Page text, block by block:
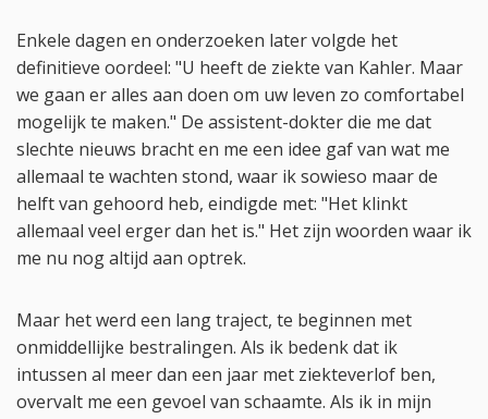
Enkele dagen en onderzoeken later volgde het
definitieve oordeel: "U heeft de ziekte van Kahler. Maar
we gaan er alles aan doen om uw leven zo comfortabel
mogelijk te maken." De assistent-dokter die me dat
slechte nieuws bracht en me een idee gaf van wat me
allemaal te wachten stond, waar ik sowieso maar de
helft van gehoord heb, eindigde met: "Het klinkt
allemaal veel erger dan het is." Het zijn woorden waar ik
me nu nog altijd aan optrek.
Maar het werd een lang traject, te beginnen met
onmiddellijke bestralingen. Als ik bedenk dat ik
intussen al meer dan een jaar met ziekteverlof ben,
overvalt me een gevoel van schaamte. Als ik in mijn